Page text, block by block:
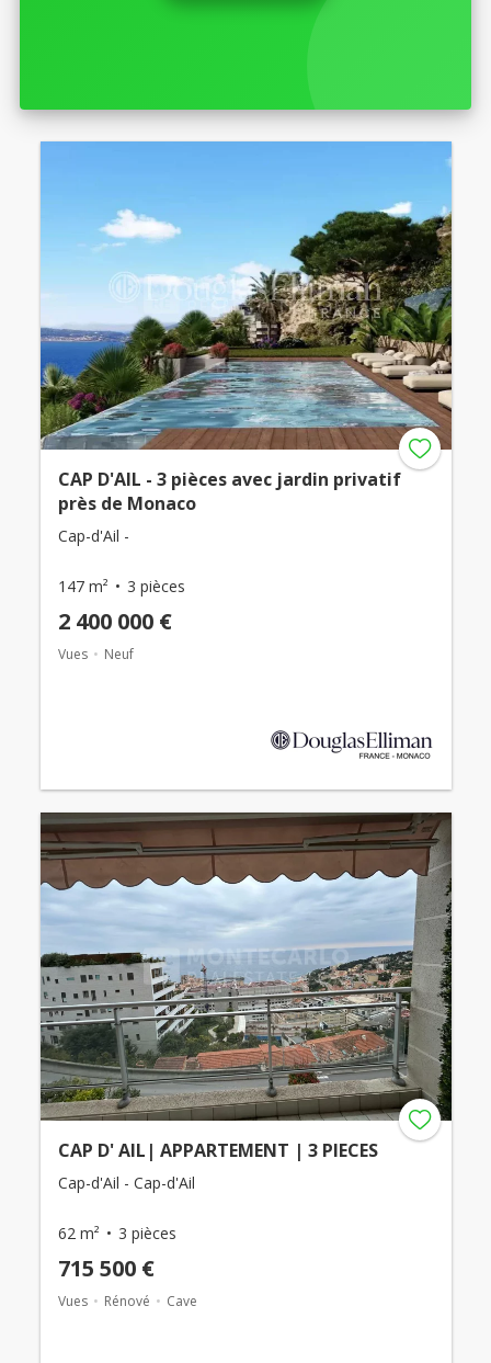
CAP D'AIL - 3 pièces avec jardin privatif
près de Monaco
Cap-d'Ail -
147 m² 3 pièces
2 400 000 €
Vues Neuf
CAP D' AIL| APPARTEMENT | 3 PIECES
Cap-d'Ail - Cap-d'Ail
62 m² 3 pièces
715 500 €
Vues Rénové Cave